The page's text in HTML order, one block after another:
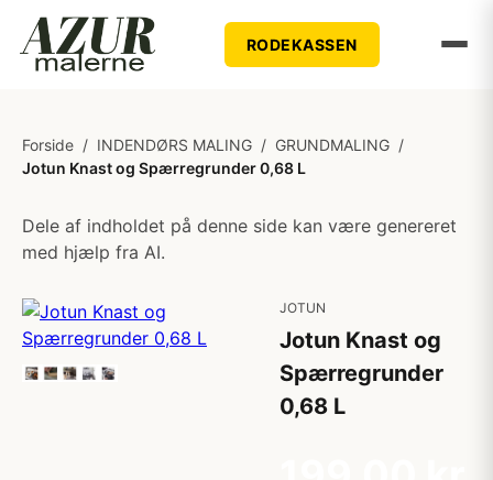
RODEKASSEN
Forside / INDENDØRS MALING / GRUNDMALING /
Jotun Knast og Spærregrunder 0,68 L
Dele af indholdet på denne side kan være genereret
med hjælp fra AI.
JOTUN
Jotun Knast og
Spærregrunder
0,68 L